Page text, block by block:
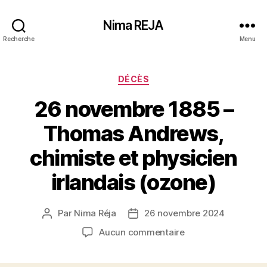
Recherche
Nima REJA
Menu
Catégories
DÉCÈS
26 novembre 1885 –
Thomas Andrews,
chimiste et physicien
irlandais (ozone)
Auteur
Par Nima Réja
Date26 novembre 2024
Aucun commentairesur